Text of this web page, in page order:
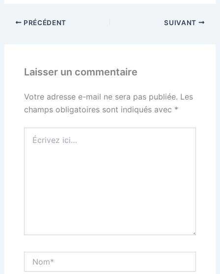
PRÉCÉDENT SUIVANT
Laisser un commentaire
Votre adresse e-mail ne sera pas publiée. Les
champs obligatoires sont indiqués avec *
ici…